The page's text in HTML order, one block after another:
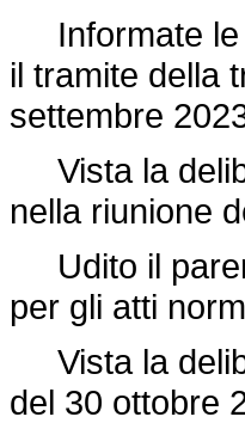
Informate le
il tramite della
settembre
Vista la
nella riunione
Udito il
per gli atti
Vista la
del 30 ottobre